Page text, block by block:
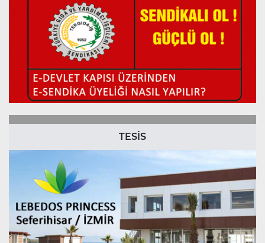
TESİS